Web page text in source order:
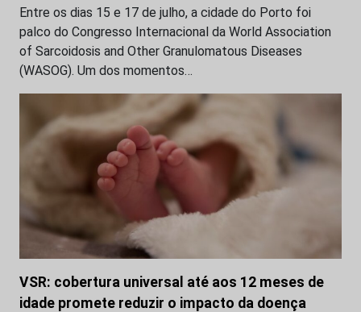
Entre os dias 15 e 17 de julho, a cidade do Porto foi
palco do Congresso Internacional da World Association
of Sarcoidosis and Other Granulomatous Diseases
(WASOG). Um dos momentos…
VSR: cobertura universal até aos 12 meses de
idade promete reduzir o impacto da doença